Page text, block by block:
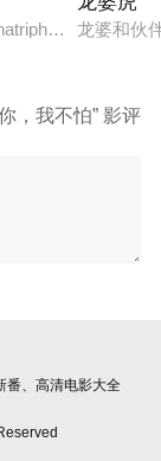
Because
因挥霍无
龙婆和伙
，我不怕” 影评
番、高清电影大全